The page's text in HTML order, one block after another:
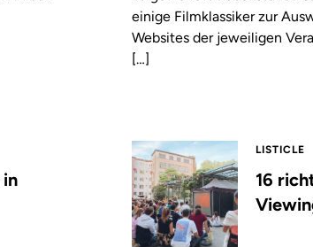
einige Filmklassiker zur
Websites der jeweiligen
[…]
LISTICLE
16